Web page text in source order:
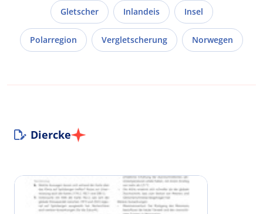
Gletscher Inlandeis Insel
Polarregion Vergletscherung Norwegen
Diercke